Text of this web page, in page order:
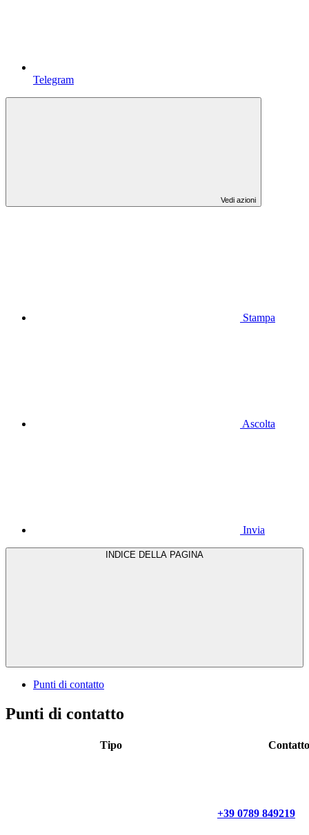
Telegram
Vedi azioni
Stampa
Ascolta
Invia
Punti di contatto
Punti di contatto
Tipo Contatto
+39 0789 849219